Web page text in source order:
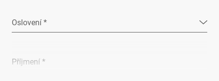
Oslovení *
Příjmení *